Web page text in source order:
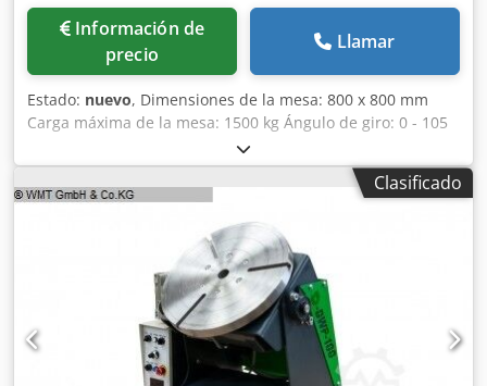
Información de
precio
Llamar
Estado: nuevo, Dimensiones de la mesa: 800 x 800 mm
Carga máxima de la mesa: 1500 kg Ángulo de giro: 0 - 105
grados Velocidad de giro: 0,15 - 1 RPM Ajuste de altura:
672 - 1180 mm Diámetro del husillo hueco: mm Corriente
de soldadura: 500 amperios Djdpfsfv Azpjx Am Asck Par de
requerida: 0,75 kW Espacio necesario: aproximadamente
1560x1120x750 m Características:  Fabricado en la UE 
Transmisión autobloqueante, por lo que no hay
movimientos de avance ni retroceso en caso de carga
excéntrica  El ajuste de altura hidráulico permite un
posicionamiento casi ilimitado  Componentes electrónicos
de alta calidad de Schneider/Siemens/Delta  Velocidad
Clasificado